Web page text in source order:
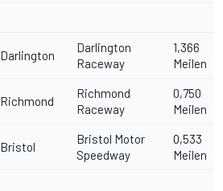
Darlington
Darlington
Raceway
1,366
Meilen
Richmond
Richmond
Raceway
0,750
Meilen
Bristol
Bristol Motor
Speedway
0,533
Meilen